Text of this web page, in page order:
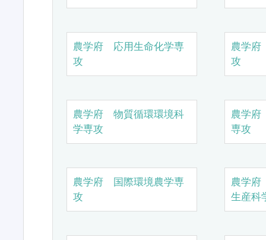
農学府 応用生命化学専
攻
農学
攻
農学府 物質循環環境科
学専攻
農学
専攻
農学府 国際環境農学専
攻
農学
生産科